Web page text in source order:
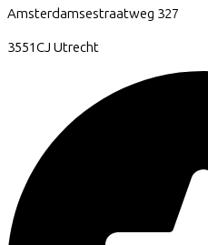
Amsterdamsestraatweg 327
3551CJ Utrecht